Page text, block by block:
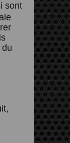
sont